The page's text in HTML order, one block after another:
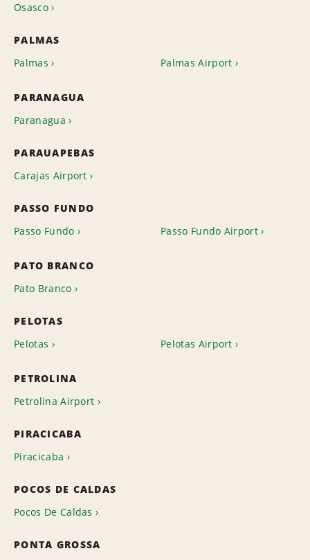
Osasco
PALMAS
Palmas
Palmas Airport
PARANAGUA
Paranagua
PARAUAPEBAS
Carajas Airport
PASSO FUNDO
Passo Fundo
Passo Fundo Airport
PATO BRANCO
Pato Branco
PELOTAS
Pelotas
Pelotas Airport
PETROLINA
Petrolina Airport
PIRACICABA
Piracicaba
POCOS DE CALDAS
Pocos De Caldas
PONTA GROSSA